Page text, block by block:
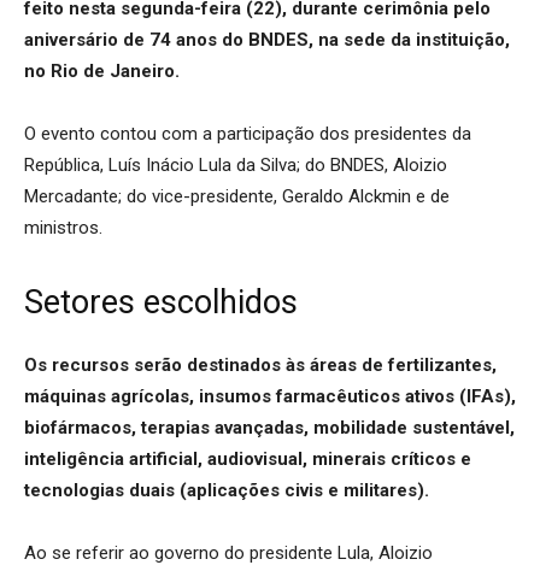
feito nesta segunda-feira (22), durante cerimônia pelo
aniversário de 74 anos do BNDES, na sede da instituição,
no Rio de Janeiro.
O evento contou com a participação dos presidentes da
República, Luís Inácio Lula da Silva; do BNDES, Aloizio
Mercadante; do vice-presidente, Geraldo Alckmin e de
ministros.
Setores escolhidos
Os recursos serão destinados às áreas de fertilizantes,
máquinas agrícolas, insumos farmacêuticos ativos (IFAs),
biofármacos, terapias avançadas, mobilidade sustentável,
inteligência artificial, audiovisual, minerais críticos e
tecnologias duais (aplicações civis e militares).
Ao se referir ao governo do presidente Lula, Aloizio